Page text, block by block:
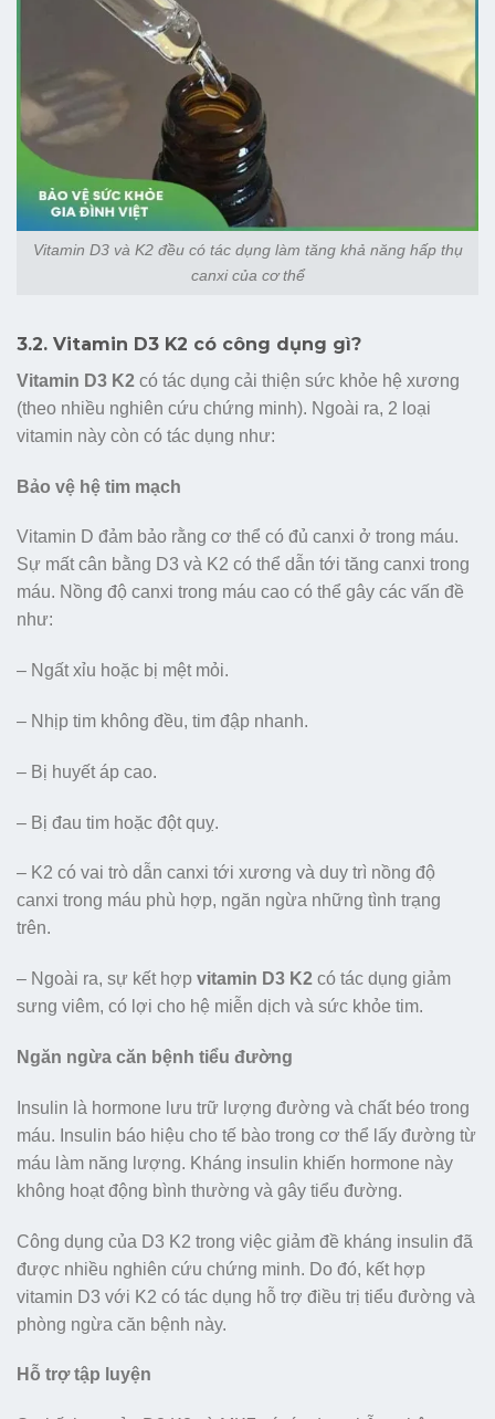
Vitamin D3 và K2 đều có tác dụng làm tăng khả năng hấp thụ
canxi của cơ thể
3.2. Vitamin D3 K2 có công dụng gì?
Vitamin D3 K2 có tác dụng cải thiện sức khỏe hệ xương
(theo nhiều nghiên cứu chứng minh). Ngoài ra, 2 loại
vitamin này còn có tác dụng như:
Bảo vệ hệ tim mạch
Vitamin D đảm bảo rằng cơ thể có đủ canxi ở trong máu.
Sự mất cân bằng D3 và K2 có thể dẫn tới tăng canxi trong
máu. Nồng độ canxi trong máu cao có thể gây các vấn đề
như:
– Ngất xỉu hoặc bị mệt mỏi.
– Nhịp tim không đều, tim đập nhanh.
– Bị huyết áp cao.
– Bị đau tim hoặc đột quỵ.
– K2 có vai trò dẫn canxi tới xương và duy trì nồng độ
canxi trong máu phù hợp, ngăn ngừa những tình trạng
trên.
– Ngoài ra, sự kết hợp vitamin D3 K2 có tác dụng giảm
sưng viêm, có lợi cho hệ miễn dịch và sức khỏe tim.
Ngăn ngừa căn bệnh tiểu đường
Insulin là hormone lưu trữ lượng đường và chất béo trong
máu. Insulin báo hiệu cho tế bào trong cơ thể lấy đường từ
máu làm năng lượng. Kháng insulin khiến hormone này
không hoạt động bình thường và gây tiểu đường.
Công dụng của D3 K2 trong việc giảm đề kháng insulin đã
được nhiều nghiên cứu chứng minh. Do đó, kết hợp
vitamin D3 với K2 có tác dụng hỗ trợ điều trị tiểu đường và
phòng ngừa căn bệnh này.
Hỗ trợ tập luyện